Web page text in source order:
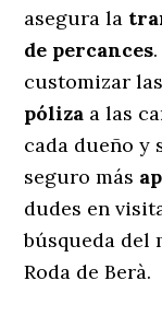
asegura la
de percances
customizar
póliza a las
cada dueño y
seguro más
dudes en
búsqueda del
Roda de Berà.